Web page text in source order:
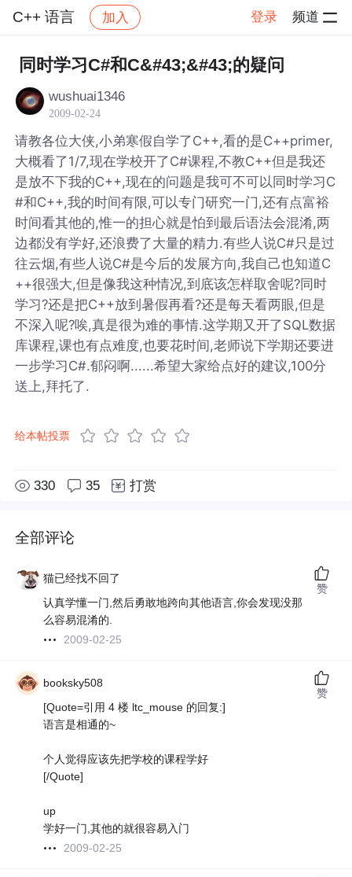
C++ 语言 加入 登录 频道
社区 C++ 语言
同时学习C#和C&#43;&#43;的疑问
wushuai1346
2009-02-24
请教各位大侠,小弟寒假自学了C++,看的是C++primer,
大概看了1/7,现在学校开了C#课程,不教C++但是我还
是放不下我的C++,现在的问题是我可不可以同时学习C
#和C++,我的时间有限,可以专门研究一门,还有点富裕
时间看其他的,惟一的担心就是怕到最后语法会混淆,两
边都没有学好,还浪费了大量的精力.有些人说C#只是过
往云烟,有些人说C#是今后的发展方向,我自己也知道C
++很强大,但是像我这种情况,到底该怎样取舍呢?同时
学习?还是把C++放到暑假再看?还是每天看两眼,但是
不深入呢?唉,真是很为难的事情.这学期又开了SQL数据
库课程,课也有点难度,也要花时间,老师说下学期还要进
一步学习C#.郁闷啊......希望大家给点好的建议,100分
送上,拜托了.
给本帖投票
330 35 打赏
全部评论
猫已经找不回了
认真学懂一门,然后勇敢地跨向其他语言,你会发现没那
么容易混淆的.
2009-02-25
赞
booksky508
[Quote=引用 4 楼 ltc_mouse 的回复:]
语言是相通的~
个人觉得应该先把学校的课程学好
[/Quote]
up
学好一门,其他的就很容易入门
2009-02-25
赞